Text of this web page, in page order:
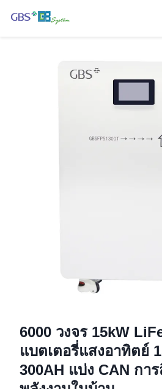
6000 วงจร 15kW
แบตเตอรี่แสงอาทิตย์
300AH แบ่ง CAN กา